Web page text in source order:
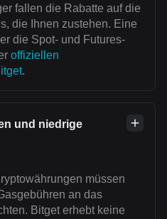
fallen die Rabatte auf die
die Ihnen zustehen. Eine
die Spot- und Futures-
offiziellen
.
und niedrige
müssen
an das
Bitget erhebt keine